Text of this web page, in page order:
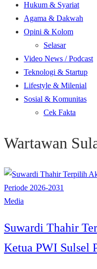
Hukum & Syariat
Agama & Dakwah
Opini & Kolom
Selasar
Video News / Podcast
Teknologi & Startup
Lifestyle & Milenial
Sosial & Komunitas
Cek Fakta
Wartawan
Media
Suwardi Thahir
Ketua PWI Sulsel